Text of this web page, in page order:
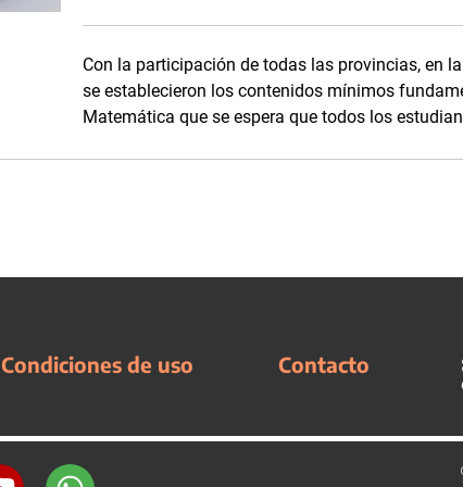
Con la participación de todas las provincias, en
se establecieron los contenidos mínimos
Matemática que se espera que todos los
Condiciones de uso Contacto